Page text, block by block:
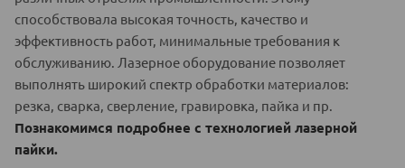
способствовала высокая точность, качество и
эффективность работ, минимальные требования к
обслуживанию. Лазерное оборудование позволяет
выполнять широкий спектр обработки материалов:
резка, сварка, сверление, гравировка, пайка и пр.
Познакомимся подробнее с технологией лазерной
пайки.